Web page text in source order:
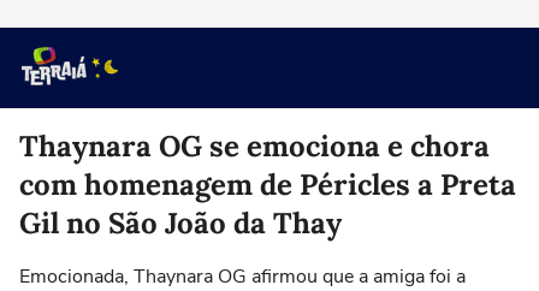
Thaynara OG se emociona e chora
com homenagem de Péricles a Preta
Gil no São João da Thay
Emocionada, Thaynara OG afirmou que a amiga foi a